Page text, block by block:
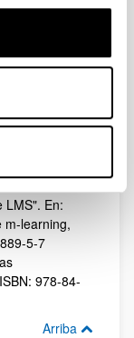
ISBN: 978-
bidezko
ISBN: 978-
LMS". En:
m-learning,
5-7
978-84-
Arriba